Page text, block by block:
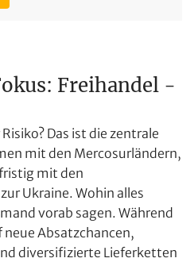
Freihandel -
Das ist die zentrale
mit den Mercosurländern,
mit den
Ukraine. Wohin alles
vorab sagen. Während
Absatzchancen,
diversifizierte Lieferketten